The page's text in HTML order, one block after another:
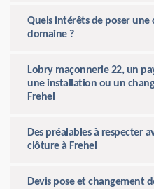
Quels intérêts de poser
domaine ?
Lobry maçonnerie 22, un
une installation ou un
Frehel
Des préalables à respecter
clôture à Frehel
Devis pose et changement